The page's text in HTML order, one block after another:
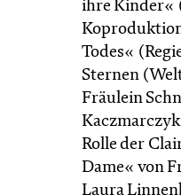
ihre Kinder«
Todes«
Sternen
Fräulein
Rolle der
Dame« von
Laura